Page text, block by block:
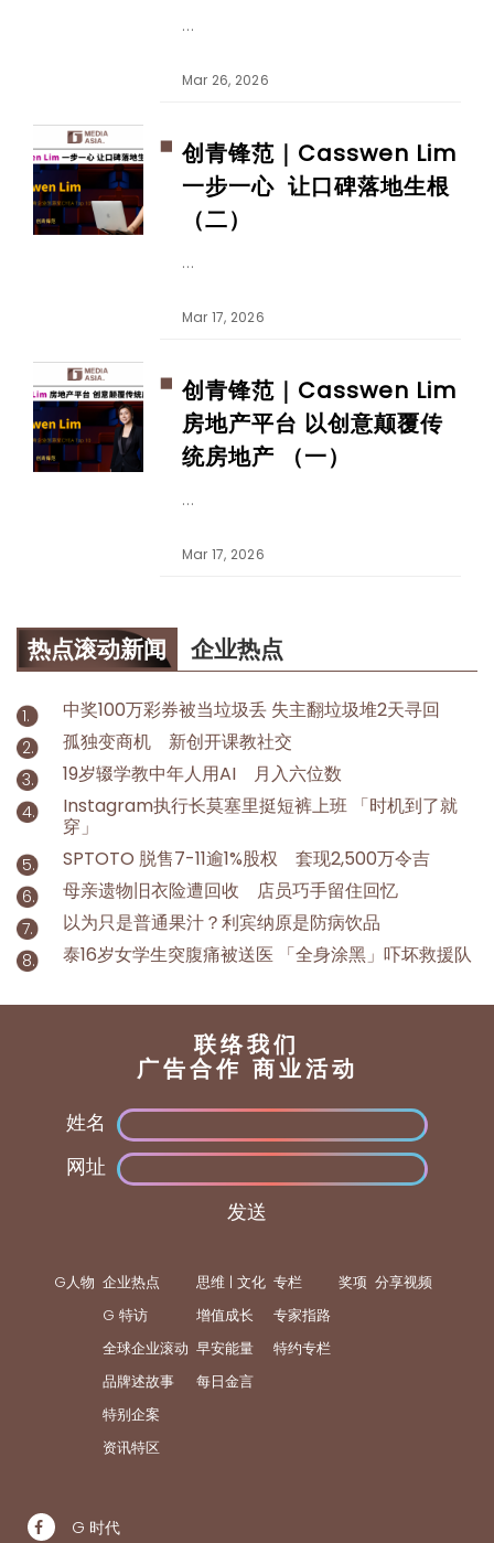
Mar 26, 2026
创青锋范｜Casswen Lim
一步一心 让口碑落地生根
（二）
Mar 17, 2026
创青锋范｜Casswen Lim
房地产平台 以创意颠覆传
统房地产 （一）
Mar 17, 2026
热点滚动新闻 企业热点
中奖100万彩券被当垃圾丢 失主翻垃圾堆2天寻回
孤独变商机 新创开课教社交
19岁辍学教中年人用AI 月入六位数
Instagram执行长莫塞里挺短裤上班 「时机到了就
穿」
SPTOTO 脱售7-11逾1%股权 套现2,500万令吉
母亲遗物旧衣险遭回收 店员巧手留住回忆
以为只是普通果汁？利宾纳原是防病饮品
泰16岁女学生突腹痛被送医 「全身涂黑」吓坏救援队
联络我们
广告合作 商业活动
姓名
网址
发送
G人物 企业热点
G 特访
全球企业滚动
品牌述故事
特别企案
资讯特区
思维 | 文化
增值成长
早安能量
每日金言
专栏
专家指路
特约专栏
奖项 分享视频
G 时代